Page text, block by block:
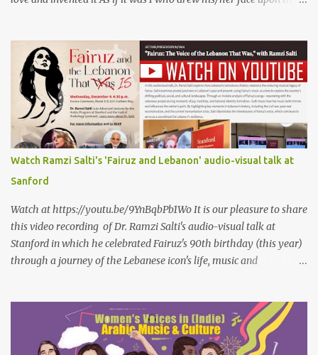
passion that came from whence I never expected is different from
anything I knew before Different from anything I've read, and
anything I’ve ever heard. تلومني الدنيا إذا أحببتهُ كأنني.. أنا خلقتُ الحبَّ
واخترعتُهُ كأنني أنا على خدودِ الوردِ قد رسمتهُ تلومُني الدنيا إذا.. سمّيتُ منْ
أحبُّ.. أو ذكرتُهُ.. كأنني أنا الهوى.. وأمُّهُ.. وأختُهُ.. هذا الهوى الذي أتى.. من
حيثُ ما انتظرتهُ مختلفٌ عن كلِّ ما عرفتهُ مختلفٌ عن كلِّ ما قرأتهُ وكلِّ ما
سمعتهُ
Watch Ramzi Salti's 'Fairuz and Lebanon' audio-visual talk at
Sanford
Watch at https://youtu.be/9YnBqbPb1Wo It is our pleasure to share
this video recording of Dr. Ramzi Salti's audio-visual talk at
Stanford in which he celebrated Fairuz's 90th birthday (this year)
through a journey of the Lebanese icon's life, music and
a more immersive experience. Click on CC while watching video
Titled "Fairuz and the Lebanon That Was/Is," this event aimed to
show how Fairuz's songs have long reflected and shaped